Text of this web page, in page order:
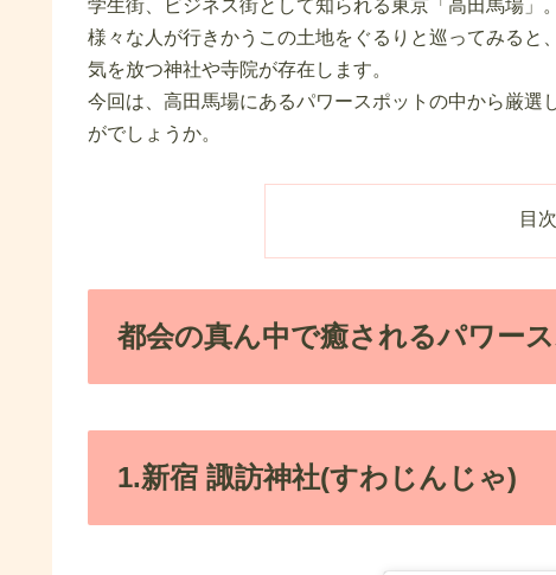
学生街、ビジネス街として知られる東京「高田馬場」。
様々な人が行きかうこの土地をぐるりと巡ってみると
気を放つ神社や寺院が存在します。
今回は、高田馬場にあるパワースポットの中から厳
がでしょうか。
目次
都会の真ん中で癒されるパワース
1.新宿 諏訪神社(すわじんじゃ)